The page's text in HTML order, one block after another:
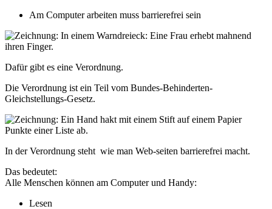
Am Computer arbeiten muss barrierefrei sein
Dafür gibt es eine Verordnung.
Die Verordnung ist ein Teil vom Bundes-Behinderten-
Gleichstellungs-Gesetz.
In der Verordnung steht wie man Web-seiten barrierefrei macht.
Das bedeutet:
Alle Menschen können am Computer und Handy:
Lesen